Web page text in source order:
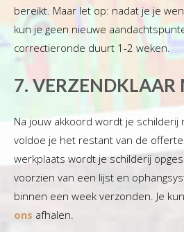
bereikt. Maar let op: nadat je je
kun je geen nieuwe
correctieronde duurt 1-2 weken.
7. VERZENDKLAAR
Na jouw akkoord wordt je
voldoe je het restant van de
werkplaats wordt je schilderij
voorzien van een lijst en
binnen een week verzonden. Je
ons afhalen.